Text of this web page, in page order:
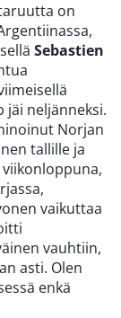
on
Sebastien
jäi neljänneksi.
Norjan
tallille ja
vaikuttaa
vauhtiin,
asti. Olen
enkä